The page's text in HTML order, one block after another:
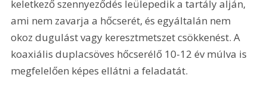
keletkező szennyeződés leülepedik a tartály alján,
ami nem zavarja a hőcserét, és egyáltalán nem
okoz dugulást vagy keresztmetszet csökkenést. A
koaxiális duplacsöves hőcserélő 10-12 év múlva is
megfelelően képes ellátni a feladatát.